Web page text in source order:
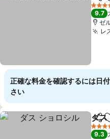
4 ホテ
9.7
ゼ
レ
正確な料金を確認するには日
さい
シェ
ダス
4 ホテ
9.3